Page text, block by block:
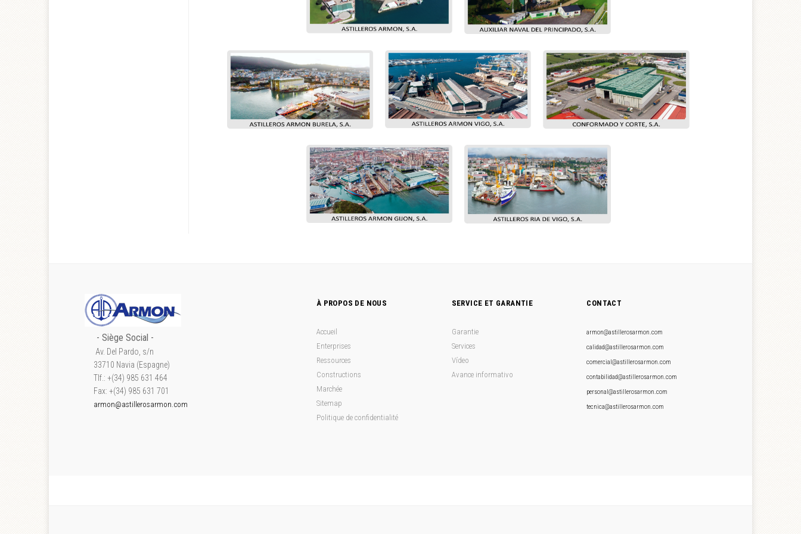
- Siège Social -
Av. Del Pardo, s/n
33710 Navia (Espagne)
Tlf.: +(34) 985 631 464
Fax: +(34) 985 631 701
armon@astillerosarmon.com
À PROPOS DE NOUS
Accueil
Enterprises
Ressources
Constructions
Marchée
Sitemap
Politique de confidentialité
SERVICE ET GARANTIE
Garantie
Services
Vídeo
Avance informativo
CONTACT
armon@astillerosarmon.com
calidad@astillerosarmon.com
comercial@astillerosarmon.com
contabilidad@astillerosarmon.com
personal@astillerosarmon.com
tecnica@astillerosarmon.com